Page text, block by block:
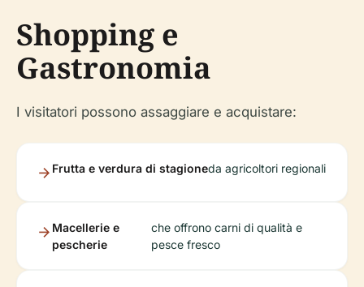
Shopping e
Gastronomia
I visitatori possono assaggiare e acquistare:
Frutta e verdura di stagioneda agricoltori regionali
Macellerie e
pescherie
che offrono carni di qualità e
pesce fresco